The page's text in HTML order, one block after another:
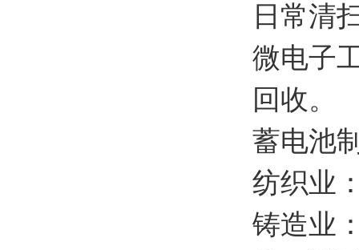
日常清
微电子
回收。
蓄电池
纺织业
铸造业